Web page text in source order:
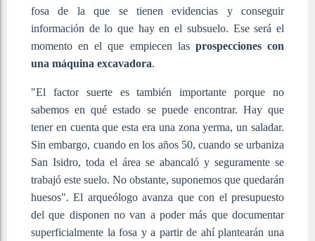
fosa de la que se tienen evidencias y conseguir
información de lo que hay en el subsuelo. Ese será el
momento en el que empiecen las prospecciones con
una máquina excavadora.
"El factor suerte es también importante porque no
sabemos en qué estado se puede encontrar. Hay que
tener en cuenta que esta era una zona yerma, un saladar.
Sin embargo, cuando en los años 50, cuando se urbaniza
San Isidro, toda el área se abancaló y seguramente se
trabajó este suelo. No obstante, suponemos que quedarán
huesos". El arqueólogo avanza que con el presupuesto
del que disponen no van a poder más que documentar
superficialmente la fosa y a partir de ahí plantearán una